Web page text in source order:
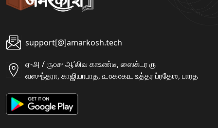
support[@]amarkosh.tech
ஏ-௮ / ௫௦௪ ஆʼலிவ காஉண்டீ, ஸைக்டர ௫
வஸுந்தரா, காஜியாபாத, ௨௦௧௦௧௨ உத்தர ப்ரதேஶ, பாரத